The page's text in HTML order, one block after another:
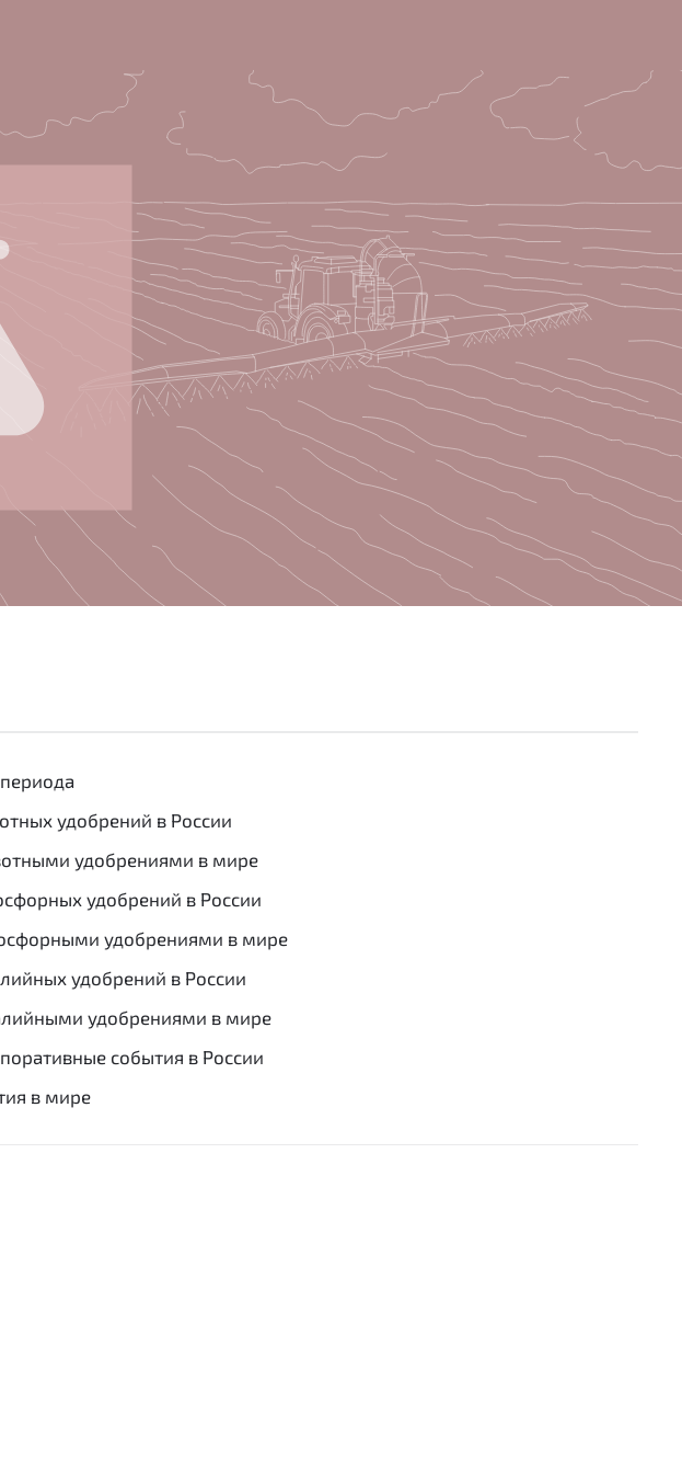
удобрений в России
удобрениями в мире
удобрений в России
удобрениями в мире
удобрений в России
удобрениями в мире
события в России
в мире